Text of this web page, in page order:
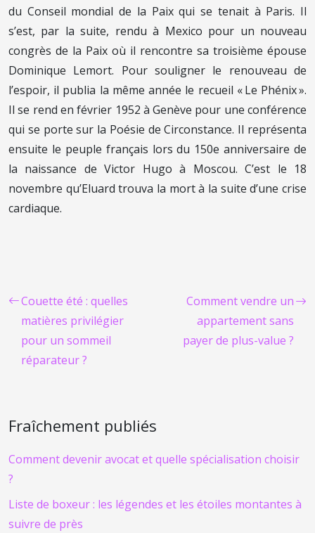
du Conseil mondial de la Paix qui se tenait à Paris. Il
s’est, par la suite, rendu à Mexico pour un nouveau
congrès de la Paix où il rencontre sa troisième épouse
Dominique Lemort. Pour souligner le renouveau de
l’espoir, il publia la même année le recueil « Le Phénix ».
Il se rend en février 1952 à Genève pour une conférence
qui se porte sur la Poésie de Circonstance. Il représenta
ensuite le peuple français lors du 150e anniversaire de
la naissance de Victor Hugo à Moscou. C’est le 18
novembre qu’Eluard trouva la mort à la suite d’une crise
cardiaque.
Couette été : quelles
matières privilégier
pour un sommeil
réparateur ?
Comment vendre un
appartement sans
payer de plus-value ?
Fraîchement publiés
Comment devenir avocat et quelle spécialisation choisir
?
Liste de boxeur : les légendes et les étoiles montantes à
suivre de près